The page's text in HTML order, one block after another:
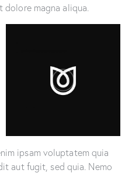
magna aliqua.
ipsam voluptatem quia
aut fugit, sed quia. Nemo